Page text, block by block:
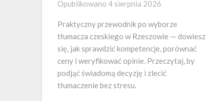
Opublikowano 4 sierpnia 2026
Praktyczny przewodnik po wyborze
tłumacza czeskiego w Rzeszowie — dowiesz
się, jak sprawdzić kompetencje, porównać
ceny i weryfikować opinie. Przeczytaj, by
podjąć świadomą decyzję i zlecić
tłumaczenie bez stresu.